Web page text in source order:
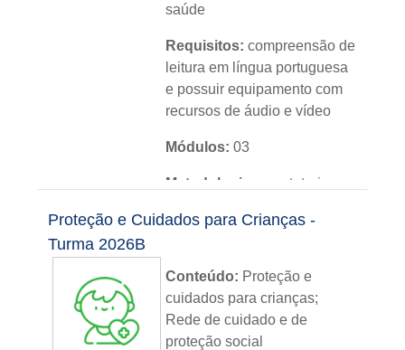
saúde
Requisitos: compreensão de
leitura em língua portuguesa
e possuir equipamento com
recursos de áudio e vídeo
Módulos: 03
Metodologia: sem tutoria
Instituição: IFRS
Idioma:português
Proteção e Cuidados para Crianças -
Turma 2026B
Conteúdo: Proteção e
cuidados para crianças;
Rede de cuidado e de
proteção social